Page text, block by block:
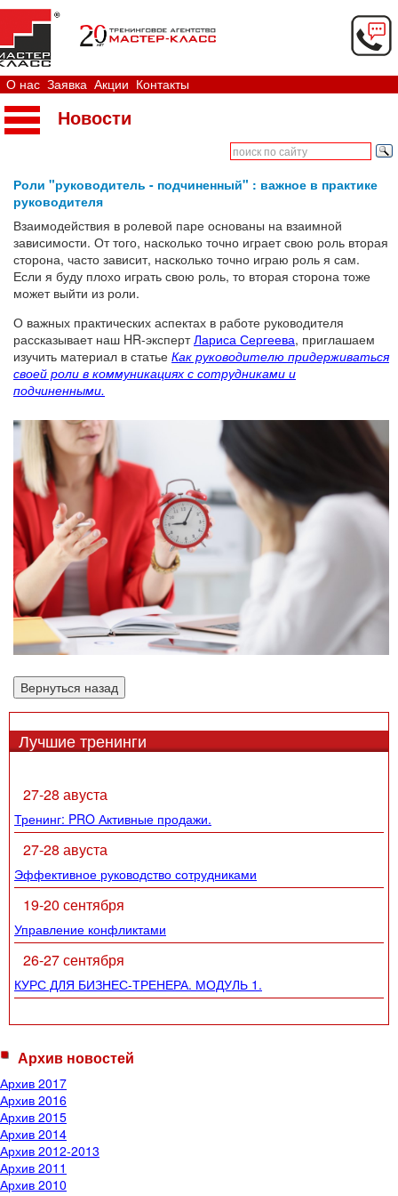
О нас Заявка Акции Контакты
Новости
Роли "руководитель - подчиненный" : важное в практике
руководителя
Взаимодействия в ролевой паре основаны на взаимной
зависимости. От того, насколько точно играет свою роль вторая
сторона, часто зависит, насколько точно играю роль я сам.
Если я буду плохо играть свою роль, то вторая сторона тоже
может выйти из роли.
О важных практических аспектах в работе руководителя
рассказывает наш HR-экспертЛариса Сергеева, приглашаем
изучить материал в статье Как руководителю придерживаться
своей роли в коммуникациях с сотрудниками и
подчиненными.
Лучшие тренинги
27-28 авуста
Тренинг: PRO Активные продажи.
27-28 авуста
Эффективное руководство сотрудниками
19-20 сентября
Управление конфликтами
26-27 сентября
КУРС ДЛЯ БИЗНЕС-ТРЕНЕРА. МОДУЛЬ 1.
Архив новостей
Архив 2017
Архив 2016
Архив 2015
Архив 2014
Архив 2012-2013
Архив 2011
Архив 2010